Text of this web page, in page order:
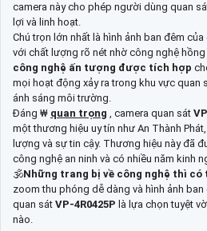
camera này cho phép người dùng quan
lợi và linh hoạt.
Chú trọn lớn nhất là hình ảnh ban đêm
với chất lượng rõ nét nhờ công nghệ
công nghệ ấn tượng được tích hợp
mọi hoạt động xảy ra trong khu vực quan
ánh sáng môi trường.
Đáng ₩ quan trọng , camera quan sát
một thương hiệu uy tín như An Thành
lượng và sự tin cậy. Thương hiệu này đã
công nghệ an ninh và có nhiều năm kinh
🕉️Những trang bị về công nghệ thì có
zoom thu phóng dễ dàng và hình ảnh
quan sát VP-4R0425P là lựa chọn tuyệt
nào.